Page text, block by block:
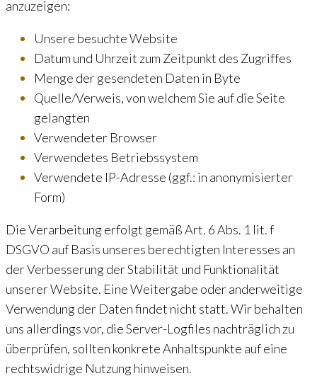
anzuzeigen:
Unsere besuchte Website
Datum und Uhrzeit zum Zeitpunkt des Zugriffes
Menge der gesendeten Daten in Byte
Quelle/Verweis, von welchem Sie auf die Seite
gelangten
Verwendeter Browser
Verwendetes Betriebssystem
Verwendete IP-Adresse (ggf.: in anonymisierter
Form)
Die Verarbeitung erfolgt gemäß Art. 6 Abs. 1 lit. f
DSGVO auf Basis unseres berechtigten Interesses an
der Verbesserung der Stabilität und Funktionalität
unserer Website. Eine Weitergabe oder anderweitige
Verwendung der Daten findet nicht statt. Wir behalten
uns allerdings vor, die Server-Logfiles nachträglich zu
überprüfen, sollten konkrete Anhaltspunkte auf eine
rechtswidrige Nutzung hinweisen.